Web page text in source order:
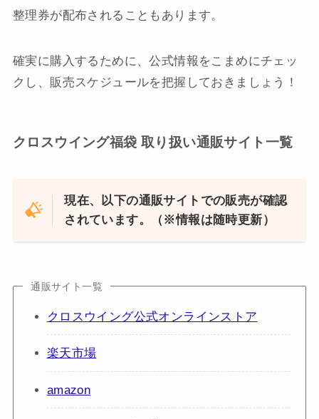
整理券が配布されることもあります。
確実に購入するために、公式情報をこまめにチェッ
クし、販売スケジュールを把握しておきましょう！
クロスウイング福袋 取り扱い通販サイト一覧
現在、以下の通販サイトでの販売が確認
されています。（※情報は随時更新）
通販サイト一覧
クロスウイング公式オンラインストア
楽天市場
amazon